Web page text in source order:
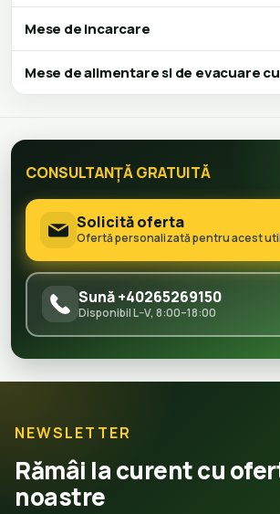
Mese de incarcare
Mese de alimentare si de evacuare
CONSULTANȚĂ GRATUITĂ
Solicită oferta
Ofertă personalizată pentru acest
Sună +40265269150
Disponibil L–V, 8:00–18:00
NEWSLETTER
Rămâi la curent cu
noastre